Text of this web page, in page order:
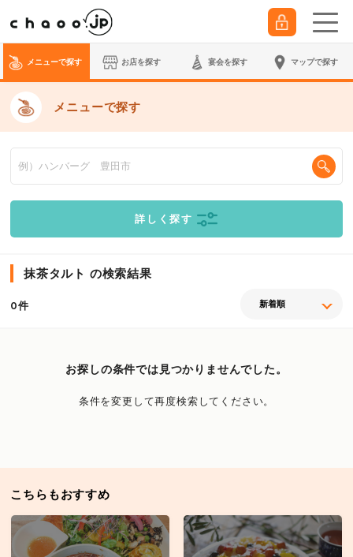
メニューで探す お店を探す 宴会を探す マップで探す
メニューで探す
詳しく探す
抹茶タルト の検索結果
0件
お探しの条件では見つかりませんでした。
条件を変更して再度検索してください。
こちらもおすすめ